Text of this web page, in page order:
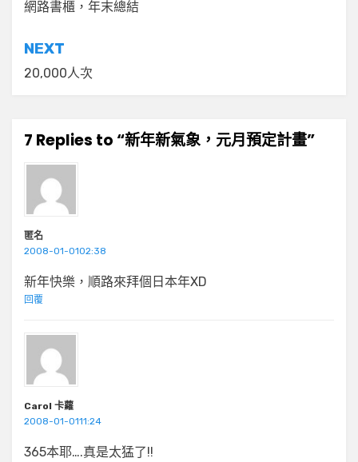
章
導
覽
網路書櫃，年末總結
NEXT
20,000人次
7 Replies to “新年新氣象，元月預定計畫”
匿名
2008-01-0102:38
新年快樂，順路來拜個日本年XD
回覆
Carol 卡蘿
2008-01-0111:24
365本耶….真是太猛了!!